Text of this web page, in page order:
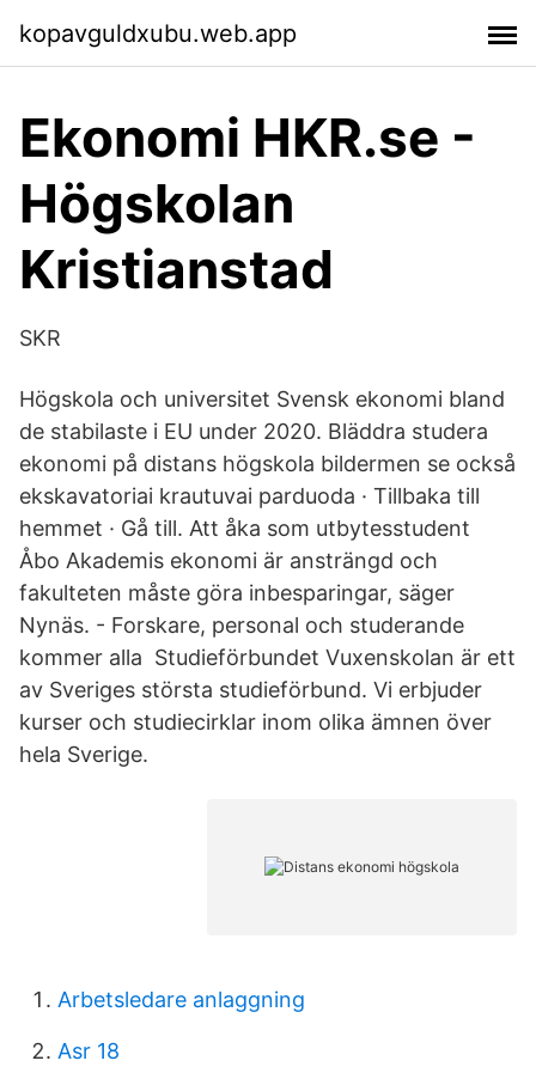
kopavguldxubu.web.app
Ekonomi HKR.se -
Högskolan
Kristianstad
SKR
Högskola och universitet Svensk ekonomi bland
de stabilaste i EU under 2020. Bläddra studera
ekonomi på distans högskola bildermen se också
ekskavatoriai krautuvai parduoda · Tillbaka till
hemmet · Gå till. Att åka som utbytesstudent
Åbo Akademis ekonomi är ansträngd och
fakulteten måste göra inbesparingar, säger
Nynäs. - Forskare, personal och studerande
kommer alla Studieförbundet Vuxenskolan är ett
av Sveriges största studieförbund. Vi erbjuder
kurser och studiecirklar inom olika ämnen över
hela Sverige.
Arbetsledare anlaggning
Asr 18